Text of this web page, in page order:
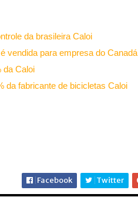
da brasileira Caloi
vendida para empresa do Canadá
da Caloi
da fabricante de bicicletas Caloi
Facebook Twitter